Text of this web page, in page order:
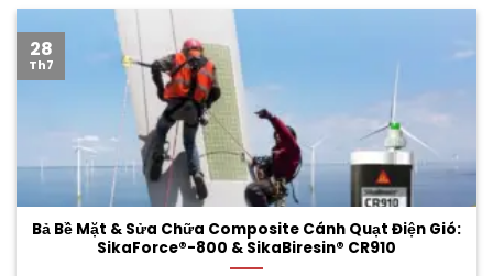
Bả Bề Mặt & Sửa Chữa Composite Cánh Quạt Điện Gió:
SikaForce®-800 & SikaBiresin® CR910
28
Th7